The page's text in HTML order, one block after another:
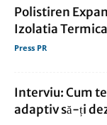
Polistiren
Izolatia
Press PR
Interviu: Cum
adaptiv să-ți